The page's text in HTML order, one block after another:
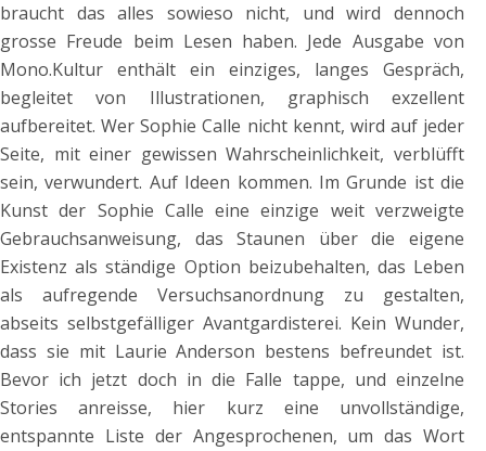
braucht das alles sowieso nicht, und wird dennoch
grosse Freude beim Lesen haben. Jede Ausgabe von
Mono.Kultur enthält ein einziges, langes Gespräch,
begleitet von Illustrationen, graphisch exzellent
aufbereitet. Wer Sophie Calle nicht kennt, wird auf jeder
Seite, mit einer gewissen Wahrscheinlichkeit, verblüfft
sein, verwundert. Auf Ideen kommen. Im Grunde ist die
Kunst der Sophie Calle eine einzige weit verzweigte
Gebrauchsanweisung, das Staunen über die eigene
Existenz als ständige Option beizubehalten, das Leben
als aufregende Versuchsanordnung zu gestalten,
abseits selbstgefälliger Avantgardisterei. Kein Wunder,
dass sie mit Laurie Anderson bestens befreundet ist.
Bevor ich jetzt doch in die Falle tappe, und einzelne
Stories anreisse, hier kurz eine unvollständige,
entspannte Liste der Angesprochenen, um das Wort